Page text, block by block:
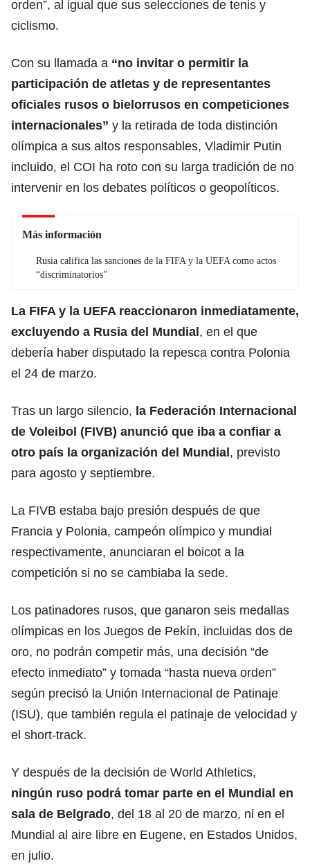
orden”, al igual que sus selecciones de tenis y
ciclismo.
Con su llamada a “no invitar o permitir la
participación de atletas y de representantes
oficiales rusos o bielorrusos en competiciones
internacionales” y la retirada de toda distinción
olímpica a sus altos responsables, Vladimir Putin
incluido, el COI ha roto con su larga tradición de no
intervenir en los debates políticos o geopolíticos.
Más información
Rusia califica las sanciones de la FIFA y la UEFA como actos
“discriminatorios”
La FIFA y la UEFA reaccionaron inmediatamente,
excluyendo a Rusia del Mundial, en el que
debería haber disputado la repesca contra Polonia
el 24 de marzo.
Tras un largo silencio, la Federación Internacional
de Voleibol (FIVB) anunció que iba a confiar a
otro país la organización del Mundial, previsto
para agosto y septiembre.
La FIVB estaba bajo presión después de que
Francia y Polonia, campeón olímpico y mundial
respectivamente, anunciaran el boicot a la
competición si no se cambiaba la sede.
Los patinadores rusos, que ganaron seis medallas
olímpicas en los Juegos de Pekín, incluidas dos de
oro, no podrán competir más, una decisión “de
efecto inmediato” y tomada “hasta nueva orden”
según precisó la Unión Internacional de Patinaje
(ISU), que también regula el patinaje de velocidad y
el short-track.
Y después de la decisión de World Athletics,
ningún ruso podrá tomar parte en el Mundial en
sala de Belgrado, del 18 al 20 de marzo, ni en el
Mundial al aire libre en Eugene, en Estados Unidos,
en julio.